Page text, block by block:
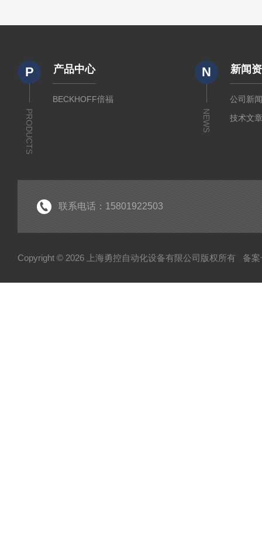
P
PRODUCTS
产品中心
BECKHOFF倍福
N
NEWS
新闻
公司新
技术文
联系电话：15801922503
Copyright © 2026 上海勇控自动化设备有限公司版权所有 备案